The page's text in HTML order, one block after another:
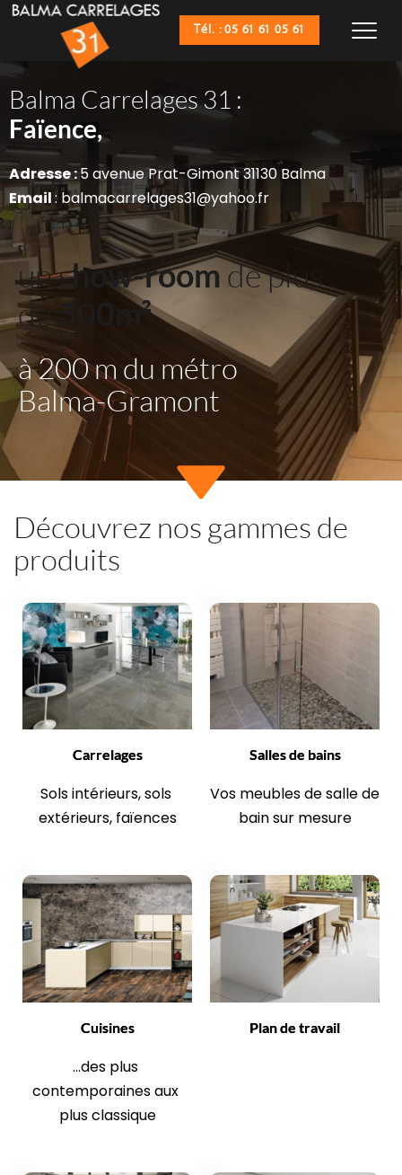
Tél. : 05 61 61 05 61
Balma Carrelages 31 :
Faïence,
Sanitaires,
Adresse : 5 avenue Prat-Gimont 31130 Balma
Email : balmacarrelages31@yahoo.fr
un show-room de plus
de 500m²
à 200 m du métro
Balma-Gramont
Découvrez nos gammes de
produits
Carrelages
Sols intérieurs, sols
extérieurs, faïences
Salles de bains
Vos meubles de salle de
bain sur mesure
Cuisines
...des plus
contemporaines aux
plus classique
Plan de travail